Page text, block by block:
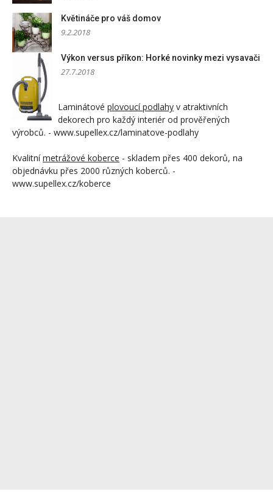
Květináče pro váš domov
9.2.2018
Výkon versus příkon: Horké novinky mezi vysavači
27.7.2018
Laminátové plovoucí podlahy v atraktivních
dekorech pro každý interiér od prověřených
výrobců. - www.supellex.cz/laminatove-podlahy
Kvalitnímetrážové koberce - skladem přes 400 dekorů, na
objednávku přes 2000 různých koberců. -
www.supellex.cz/koberce